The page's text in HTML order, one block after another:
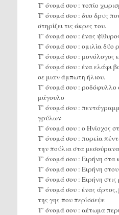
Τ’ όνομά σου : τοπίο
Τ’ όνομά σου : δυο δρυς
στηρίζει τις άκρες του.
Τ’ όνομά σου : ένας
Τ’ όνομά σου : ομιλία δύο
Τ’ όνομά σου : μονόλογος
Τ’ όνομά σου : ένα ελάφι
σε μιαν άμπωτη ήλιου.
Τ’ όνομά σου : ροδόφυλλο
μάγουλο
Τ’ όνομά σου :
γρύλων
Τ’ όνομά σου : ο Ηνίοχος
Τ’ όνομά σου : πορεία
την πούλια στα μεσούρανα
Τ’ όνομά σου : Ειρήνη
Τ’ όνομά σου : Ειρήνη
Τ’ όνομά σου : Ειρήνη
Τ’ όνομά σου : ένας
της γης που περίσσεψε
Τ’ όνομά σου : αέτωμα